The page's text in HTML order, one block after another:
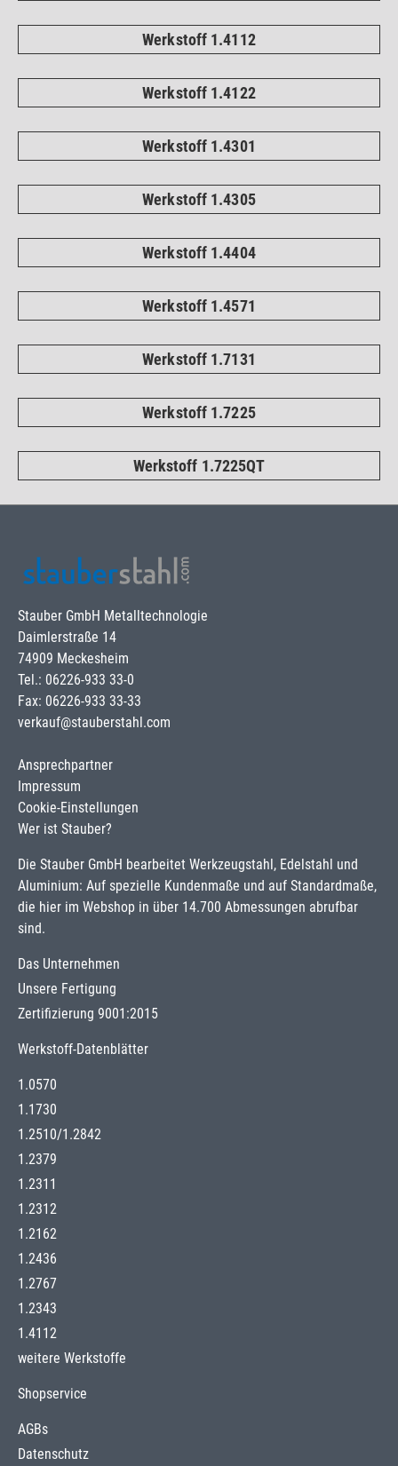
Werkstoff 1.4112
Werkstoff 1.4122
Werkstoff 1.4301
Werkstoff 1.4305
Werkstoff 1.4404
Werkstoff 1.4571
Werkstoff 1.7131
Werkstoff 1.7225
Werkstoff 1.7225QT
Stauber GmbH Metalltechnologie
Daimlerstraße 14
74909 Meckesheim
Tel.: 06226-933 33-0
Fax: 06226-933 33-33
verkauf@stauberstahl.com
Ansprechpartner
Impressum
Cookie-Einstellungen
Wer ist Stauber?
Die Stauber GmbH bearbeitet Werkzeugstahl, Edelstahl und
Aluminium: Auf spezielle Kundenmaße und auf Standardmaße,
die hier im Webshop in über 14.700 Abmessungen abrufbar
sind.
Das Unternehmen
Unsere Fertigung
Zertifizierung 9001:2015
Werkstoff-Datenblätter
1.0570
1.1730
1.2510/1.2842
1.2379
1.2311
1.2312
1.2162
1.2436
1.2767
1.2343
1.4112
weitere Werkstoffe
Shopservice
AGBs
Datenschutz